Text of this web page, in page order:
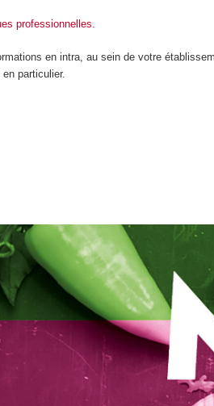
professionnelles.
en intra, au sein de votre
particulier.